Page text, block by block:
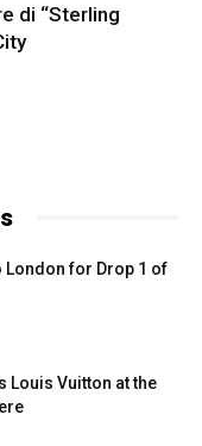
di “Sterling
London for Drop 1 of
Louis Vuitton at the